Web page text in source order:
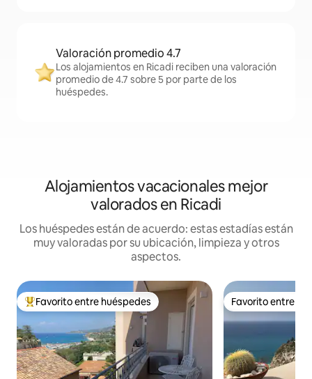
Valoración promedio 4.7
Los alojamientos en Ricadi reciben una valoración
promedio de 4.7 sobre 5 por parte de los
huéspedes.
Alojamientos vacacionales mejor
valorados en Ricadi
Los huéspedes están de acuerdo: estas estadías están
muy valoradas por su ubicación, limpieza y otros
aspectos.
Favorito entre huéspedes preferido
Favorito entre huéspedes Favorito entre
Favorito entre